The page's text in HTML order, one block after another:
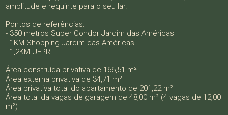
amplitude e requinte para o seu lar.
Pontos de referências:
- 350 metros Super Condor Jardim das Américas
- 1KM Shopping Jardim das Américas
- 1,2KM UFPR
Área construída privativa de 166,51 m²
Área externa privativa de 34,71 m²
Área privativa total do apartamento de 201,22 m²
Área total da vagas de garagem de 48,00 m² (4 vagas de 12,00
m²)